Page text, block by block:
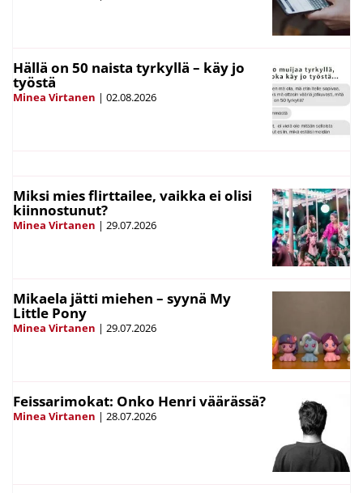
Hällä on 50 naista tyrkyllä – käy jo
työstä
Minea Virtanen | 02.08.2026
Miksi mies flirttailee, vaikka ei olisi
kiinnostunut?
Minea Virtanen | 29.07.2026
Mikaela jätti miehen – syynä My
Little Pony
Minea Virtanen | 29.07.2026
Feissarimokat: Onko Henri väärässä?
Minea Virtanen | 28.07.2026